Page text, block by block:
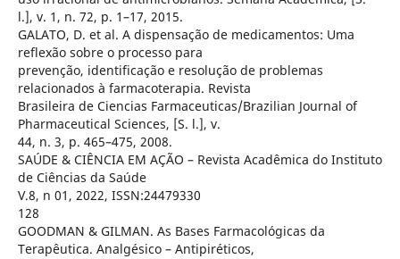
l.], v. 1, n. 72, p. 1–17, 2015.
GALATO, D. et al. A dispensação de medicamentos: Uma
reflexão sobre o processo para
prevenção, identificação e resolução de problemas
relacionados à farmacoterapia. Revista
Brasileira de Ciencias Farmaceuticas/Brazilian Journal of
Pharmaceutical Sciences, [S. l.], v.
44, n. 3, p. 465–475, 2008.
SAÚDE & CIÊNCIA EM AÇÃO – Revista Acadêmica do Instituto
de Ciências da Saúde
V.8, n 01, 2022, ISSN:24479330
128
GOODMAN & GILMAN. As Bases Farmacológicas da
Terapêutica. Analgésico – Antipiréticos,